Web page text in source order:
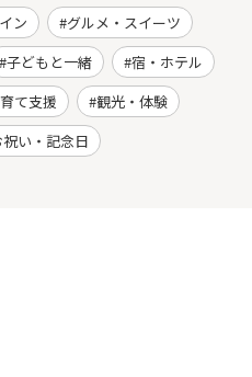
ン
グルメ・スイーツ
子どもと一緒
宿・ホテル
て支援
観光・体験
い・記念日